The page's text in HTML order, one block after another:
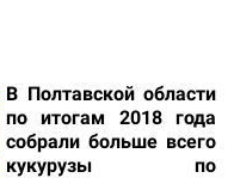
В Полтавской области
по итогам 2018 года
собрали больше всего
кукурузы по